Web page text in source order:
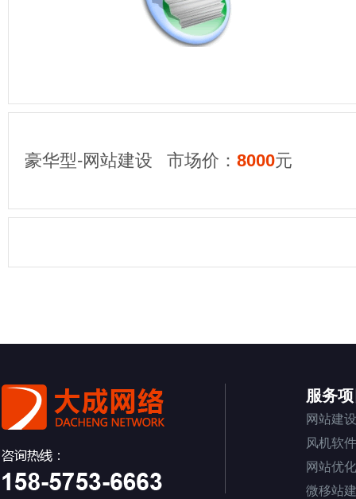
豪华型-网站建设 市场价： 8000元
服务
网站建设
风机软件
网站优化
微移站